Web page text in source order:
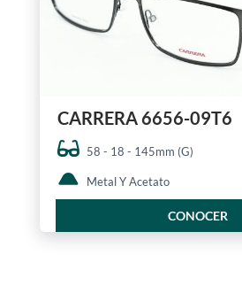
CARRERA 6656-09T6
58 - 18 - 145mm (G)
Metal Y Acetato
CONOCER